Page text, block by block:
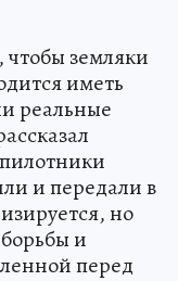
чтобы земляки
иметь
реальные
и передали в
но
и
перед